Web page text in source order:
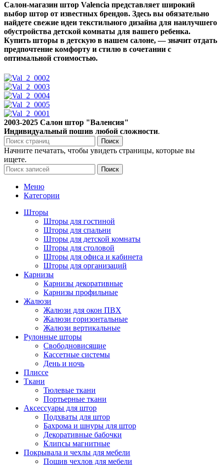
Салон-магазин штор Valencia представляет широкий
выбор штор от известных брендов. Здесь вы обязательно
найдете свежие идеи текстильного дизайна для наилучшего
обустройства детской комнаты для вашего ребенка.
Купить шторы в детскую в нашем салоне, — значит отдать
предпочтение комфорту и стилю в сочетании с
оптимальной стоимостью.
2003-2025 Салон штор "Валенсия"
Индивидуальный пошив любой сложности.
Поиск
Начните печатать, чтобы увидеть страницы, которые вы
ищете.
Поиск
Меню
Категории
Шторы
Шторы для гостиной
Шторы для спальни
Шторы для детской комнаты
Шторы для столовой
Шторы для офиса и кабинета
Шторы для организаций
Карнизы
Карнизы декоративные
Карнизы профильные
Жалюзи
Жалюзи для окон ПВХ
Жалюзи горизонтальные
Жалюзи вертикальные
Рулонные шторы
Свободновисящие
Кассетные системы
День и ночь
Плиссе
Ткани
Тюлевые ткани
Портьерные ткани
Аксессуары для штор
Подхваты для штор
Бахрома и шнуры для штор
Декоративные бабочки
Клипсы магнитные
Покрывала и чехлы для мебели
Пошив чехлов для мебели